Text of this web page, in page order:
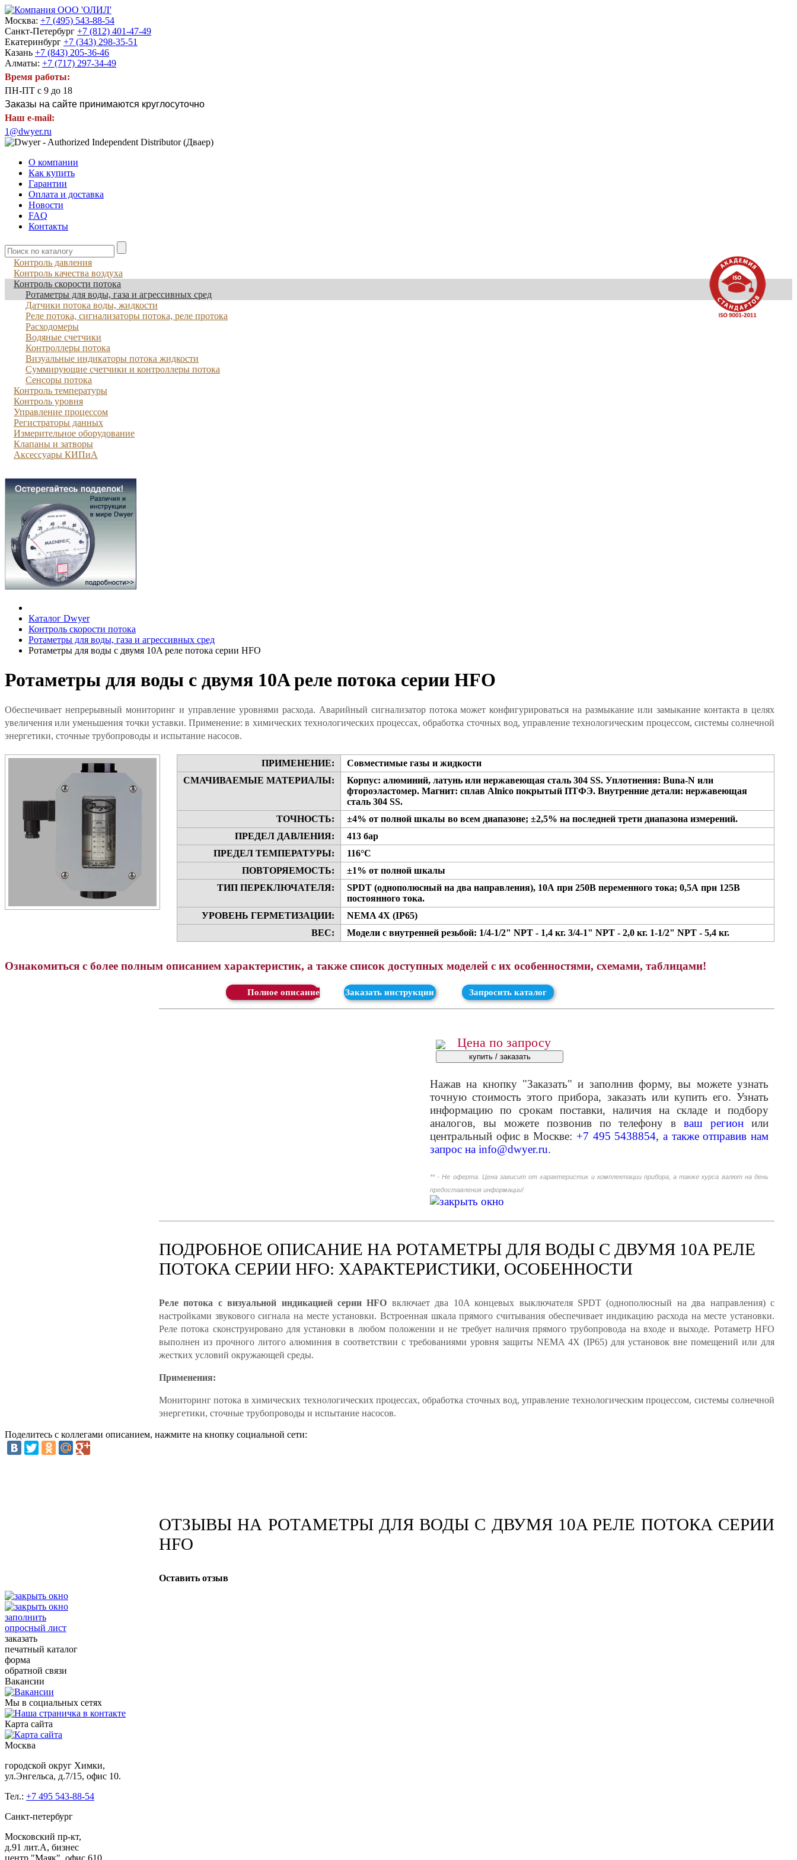
Москва: +7 (495) 543-88-54
Санкт-Петербург +7 (812) 401-47-49
Екатеринбург +7 (343) 298-35-51
Казань +7 (843) 205-36-46
Алматы: +7 (717) 297-34-49
Время работы:
ПН-ПТ с 9 до 18
Заказы на сайте принимаются круглосуточно
Наш e-mail:
1@dwyer.ru
О компании
Как купить
Гарантии
Оплата и доставка
Новости
FAQ
Контакты
Контроль давления
Контроль качества воздуха
Контроль скорости потока
Ротаметры для воды, газа и агрессивных сред
Датчики потока воды, жидкости
Реле потока, сигнализаторы потока, реле протока
Расходомеры
Водяные счетчики
Контроллеры потока
Визуальные индикаторы потока жидкости
Суммирующие счетчики и контроллеры потока
Сенсоры потока
Контроль температуры
Контроль уровня
Управление процессом
Регистраторы данных
Измерительное оборудование
Клапаны и затворы
Аксессуары КИПиА
Каталог Dwyer
Контроль скорости потока
Ротаметры для воды, газа и агрессивных сред
Ротаметры для воды с двумя 10A реле потока серии HFO
Ротаметры для воды с двумя 10A реле потока серии HFO
Обеспечивает непрерывный мониторинг и управление уровнями расхода. Аварийный сигнализатор потока может конфигурироваться на размыкание или замыкание контакта в целях
увеличения или уменьшения точки уставки. Применение: в химических технологических процессах, обработка сточных вод, управление технологическим процессом, системы солнечной
энергетики, сточные трубопроводы и испытание насосов.
ПРИМЕНЕНИЕ:
Совместимые газы и жидкости
СМАЧИВАЕМЫЕ МАТЕРИАЛЫ:
Корпус: алюминий, латунь или нержавеющая сталь 304 SS. Уплотнения: Buna-N или
фтороэластомер. Магнит: сплав Alnico покрытый ПТФЭ. Внутренние детали: нержавеющая
сталь 304 SS.
ТОЧНОСТЬ:
±4% от полной шкалы во всем диапазоне; ±2,5% на последней трети диапазона измерений.
ПРЕДЕЛ ДАВЛЕНИЯ:
413 бар
ПРЕДЕЛ ТЕМПЕРАТУРЫ:
116°C
ПОВТОРЯЕМОСТЬ:
±1% от полной шкалы
ТИП ПЕРЕКЛЮЧАТЕЛЯ:
SPDT (однополюсный на два направления), 10А при 250В переменного тока; 0,5А при 125В
постоянного тока.
УРОВЕНЬ ГЕРМЕТИЗАЦИИ:
NEMA 4X (IP65)
ВЕС:
Модели с внутренней резьбой: 1/4-1/2" NPT - 1,4 кг. 3/4-1" NPT - 2,0 кг. 1-1/2" NPT - 5,4 кг.
Ознакомиться с более полным описанием характеристик, а также список доступных моделей с их особенностями, схемами, таблицами!
Скачать Заказать инструкции Запросить каталог
Цена по запросу
Нажав на кнопку "Заказать" и заполнив форму, вы можете узнать
точную стоимость этого прибора, заказать или купить его. Узнать
информацию по срокам поставки, наличия на складе и подбору
аналогов, вы можете позвонив по телефону вваш регион или
центральный офис в Москве: +7 495 5438854, а также отправив нам
запрос наinfo@dwyer.ru.
** - Не оферта. Цена зависит от характеристик и комплектации прибора, а также курса валют на день
предоставления информации!
ПОДРОБНОЕ ОПИСАНИЕ НА РОТАМЕТРЫ ДЛЯ ВОДЫ С ДВУМЯ 10A РЕЛЕ
ПОТОКА СЕРИИ HFO: ХАРАКТЕРИСТИКИ, ОСОБЕННОСТИ
Реле потока с визуальной индикацией серии HFO включает два 10A концевых выключателя SPDT (однополюсный на два направления) с
настройками звукового сигнала на месте установки. Встроенная шкала прямого считывания обеспечивает индикацию расхода на месте установки.
Реле потока сконструировано для установки в любом положении и не требует наличия прямого трубопровода на входе и выходе. Ротаметр HFO
выполнен из прочного литого алюминия в соответствии с требованиями уровня защиты NEMA 4X (IP65) для установок вне помещений или для
жестких условий окружающей среды.
Применения:
Мониторинг потока в химических технологических процессах, обработка сточных вод, управление технологическим процессом, системы солнечной
энергетики, сточные трубопроводы и испытание насосов.
Поделитесь с коллегами описанием, нажмите на кнопку социальной сети:
ОТЗЫВЫ НА РОТАМЕТРЫ ДЛЯ ВОДЫ С ДВУМЯ 10A РЕЛЕ ПОТОКА СЕРИИ
HFO
Оставить отзыв
заполнить
опросный лист
заказать
печатный каталог
форма
обратной связи
Вакансии
Мы в социальных сетях
Карта сайта
Москва
городской округ Химки,
ул.Энгельса, д.7/15, офис 10.
Тел.: +7 495 543-88-54
Санкт-петербург
Московский пр-кт,
д.91 лит.А, бизнес
центр "Маяк", офис 610